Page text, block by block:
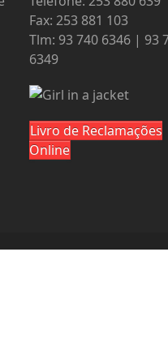
Fax: 253 881 103
Tlm: 93 740 6346 | 93
6349
Livro de Reclamações
Online